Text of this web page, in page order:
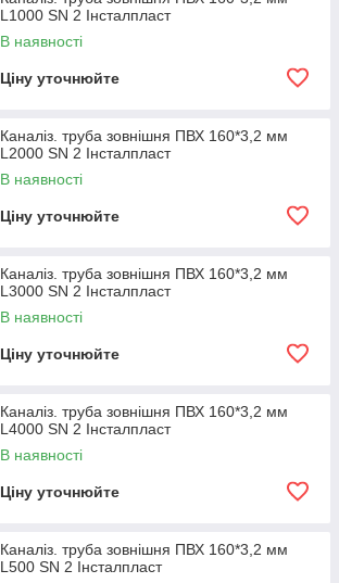
L1000 SN 2 Інсталпласт
В наявності
Ціну уточнюйте
Каналіз. труба зовнішня ПВХ 160*3,2 мм
L2000 SN 2 Інсталпласт
В наявності
Ціну уточнюйте
Каналіз. труба зовнішня ПВХ 160*3,2 мм
L3000 SN 2 Інсталпласт
В наявності
Ціну уточнюйте
Каналіз. труба зовнішня ПВХ 160*3,2 мм
L4000 SN 2 Інсталпласт
В наявності
Ціну уточнюйте
Каналіз. труба зовнішня ПВХ 160*3,2 мм
L500 SN 2 Інсталпласт